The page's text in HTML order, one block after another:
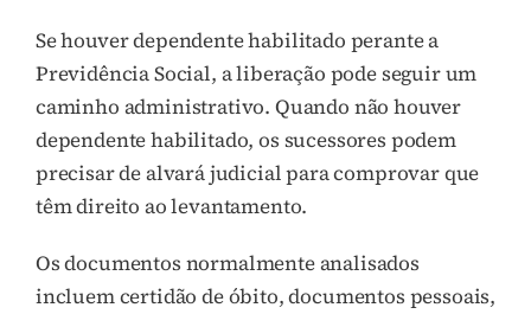
Se houver dependente habilitado perante a
Previdência Social, a liberação pode seguir um
caminho administrativo. Quando não houver
dependente habilitado, os sucessores podem
precisar de alvará judicial para comprovar que
têm direito ao levantamento.
Os documentos normalmente analisados
incluem certidão de óbito, documentos pessoais,